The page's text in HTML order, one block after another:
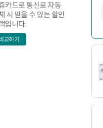
카드로 통신료 자동
시 받을 수 있는 할인
입니다.
교하기